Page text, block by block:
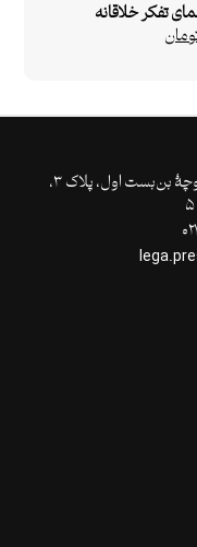
تفکر خلاقانه
تهـران،‌ خیابان انقلاب، خیابان خارک، کوچۀ بن‌بست اول، پلاک ۳،